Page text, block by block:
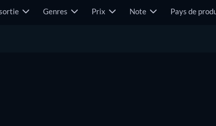
Genres Prix Note Pays de